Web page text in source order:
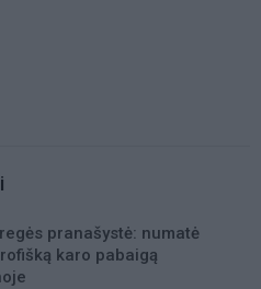
pranašystė: numatė
karo pabaigą